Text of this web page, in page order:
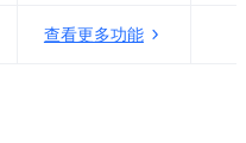
查看更多功能